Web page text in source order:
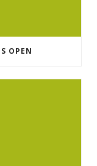
OPEN